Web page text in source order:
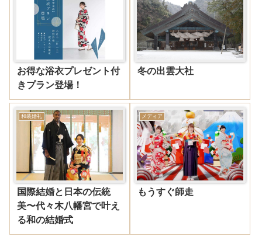
お得な浴衣プレゼント付
きプラン登場！
冬の出雲大社
和装婚礼
国際結婚と日本の伝統
美〜代々木八幡宮で叶え
る和の結婚式
メディア
もうすぐ師走